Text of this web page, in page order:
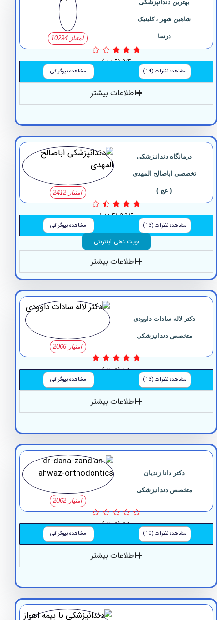
بهترین دندانپزشکی
شاهین شهر ، کلینیک
3/5 (5 نظر)
مشاهده نظرات (14) مشاهده بیوگرافی
اطلاعات بیشتر
درمانگاه دندانپزشکی
‏اباصالح ‏المهدی
3.2/5 (5 نظر)
مشاهده نظرات (13) مشاهده بیوگرافی
نوبت دهی اینترنتی
اطلاعات بیشتر
لاله سادات داوودی
متخصص دندانپزشکی
5/5 (2 نظر)
مشاهده نظرات (13) مشاهده بیوگرافی
اطلاعات بیشتر
دکتر دانا زندیان
متخصص دندانپزشکی
0/5 (0 نظر)
مشاهده نظرات (10) مشاهده بیوگرافی
اطلاعات بیشتر